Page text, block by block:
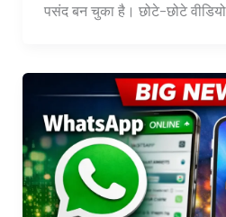
पसंद बन चुका है। छोटे-छोटे